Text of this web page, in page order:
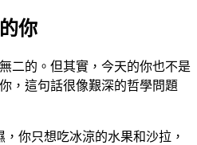
你
二的。但其實，今天的你也不是
，這句話很像艱深的哲學問題
，你只想吃冰涼的水果和沙拉，